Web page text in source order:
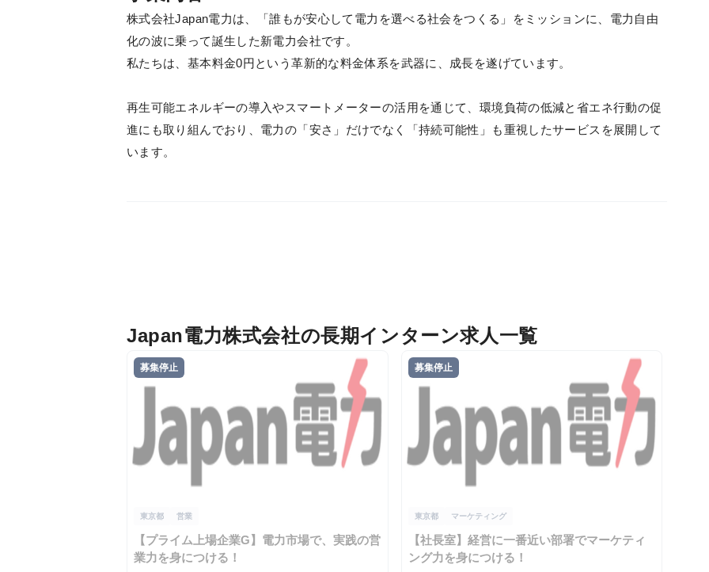
株式会社Japan電力は、「誰もが安心して電力を選べる社会をつくる」をミッションに、電力自由
化の波に乗って誕生した新電力会社です。
私たちは、基本料金0円という革新的な料金体系を武器に、成長を遂げています。
再生可能エネルギーの導入やスマートメーターの活用を通じて、環境負荷の低減と省エネ行動の促
進にも取り組んでおり、電力の「安さ」だけでなく「持続可能性」も重視したサービスを展開して
います。
Japan電力株式会社の長期インターン求人一覧
募集停止
東京都 営業
【プライム上場企業G】電力市場で、実践の営
業力を身につける！
募集停止
東京都 マーケティング
【社長室】経営に一番近い部署でマーケティ
ング力を身につける！